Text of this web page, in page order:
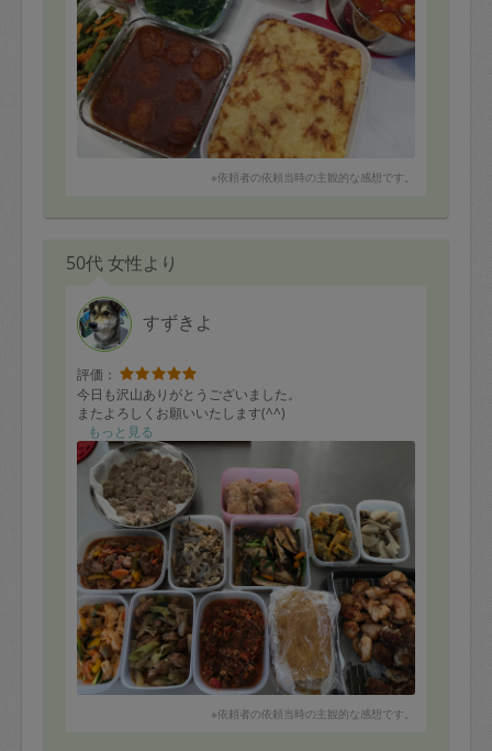
・鶏のトマト煮込み
・煮込みハンバーグ
・サーモンのクリーム煮
・アッシパルマンティエ（ひき肉とじゃがいもピューレ
の重ね焼き）
・ほうれんそうのおひたし
・いんげんの胡麻和え
・ラタトゥイユ
お味はどれも美味しく、夫も、2歳の子どももパクパクと
お味の濃さもちょうどよく、妊娠中の私も罪悪感なくた
くさんいただいちゃってます。
時間内で洗い物、お掃除まできっちり完了していただき
ました。
また産後に作り置きをお願いしたいと思います。
※依頼者の依頼当時の主観的な感想です。
50代 女性より
すずきよ
評価：
今日も沢山ありがとうございました。
またよろしくお願いいたします(^^)
もっと見る
※依頼者の依頼当時の主観的な感想です。